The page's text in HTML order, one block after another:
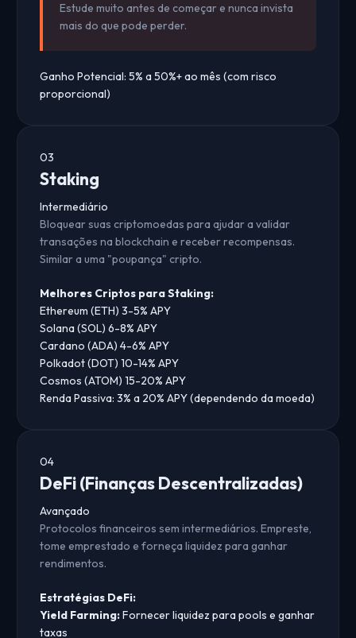
Estude muito antes de começar e nunca invista
mais do que pode perder.
Ganho Potencial: 5% a 50%+ ao mês (com risco
proporcional)
03
Staking
Intermediário
Bloquear suas criptomoedas para ajudar a validar
transações na blockchain e receber recompensas.
Similar a uma "poupança" cripto.
Melhores Criptos para Staking:
Ethereum (ETH) 3-5% APY
Solana (SOL) 6-8% APY
Cardano (ADA) 4-6% APY
Polkadot (DOT) 10-14% APY
Cosmos (ATOM) 15-20% APY
Renda Passiva: 3% a 20% APY (dependendo da moeda)
04
DeFi (Finanças Descentralizadas)
Avançado
Protocolos financeiros sem intermediários. Empreste,
tome emprestado e forneça liquidez para ganhar
rendimentos.
Estratégias DeFi:
Yield Farming:Fornecer liquidez para pools e ganhar
taxas